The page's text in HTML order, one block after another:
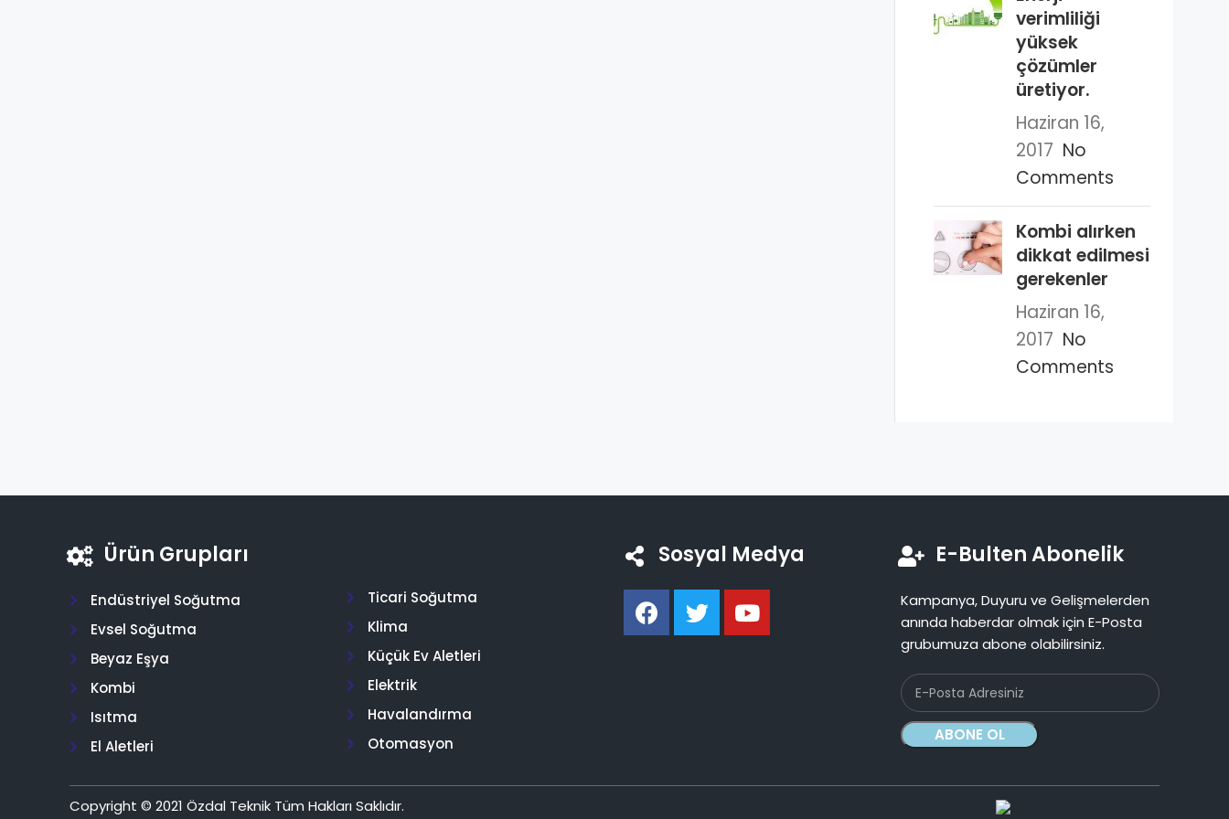
verimliliği
yüksek
çözümler
üretiyor.
Haziran 16,
2017 No
Comments
Kombi alırken
dikkat edilmesi
gerekenler
Haziran 16,
2017 No
Comments
Ürün Grupları
Endüstriyel Soğutma
Evsel Soğutma
Beyaz Eşya
Kombi
Isıtma
El Aletleri
Ticari Soğutma
Klima
Küçük Ev Aletleri
Elektrik
Havalandırma
Otomasyon
Sosyal Medya E-Bulten Abonelik
Kampanya, Duyuru ve Gelişmelerden
anında haberdar olmak için E-Posta
grubumuza abone olabilirsiniz.
Copyright © 2021 Özdal Teknik Tüm Hakları Saklıdır.